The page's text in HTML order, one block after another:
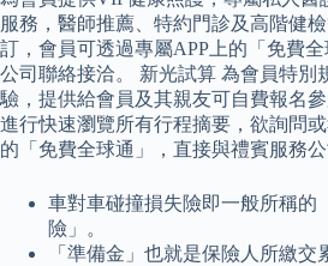
服務，醫師推薦、特約門診及高階健
訂，會員可透過專屬APP上的「免費
公司聯絡接洽。 新光試算 為會員特別
驗，提供給會員及其親友可自費報名
進行快速瀏覽所有行程摘要，欲詢問
的「免費全球通」，直接與禮賓服務公
車對車碰撞損失險即一般所稱的
險」。
「準備金」也就是保險人所繳交